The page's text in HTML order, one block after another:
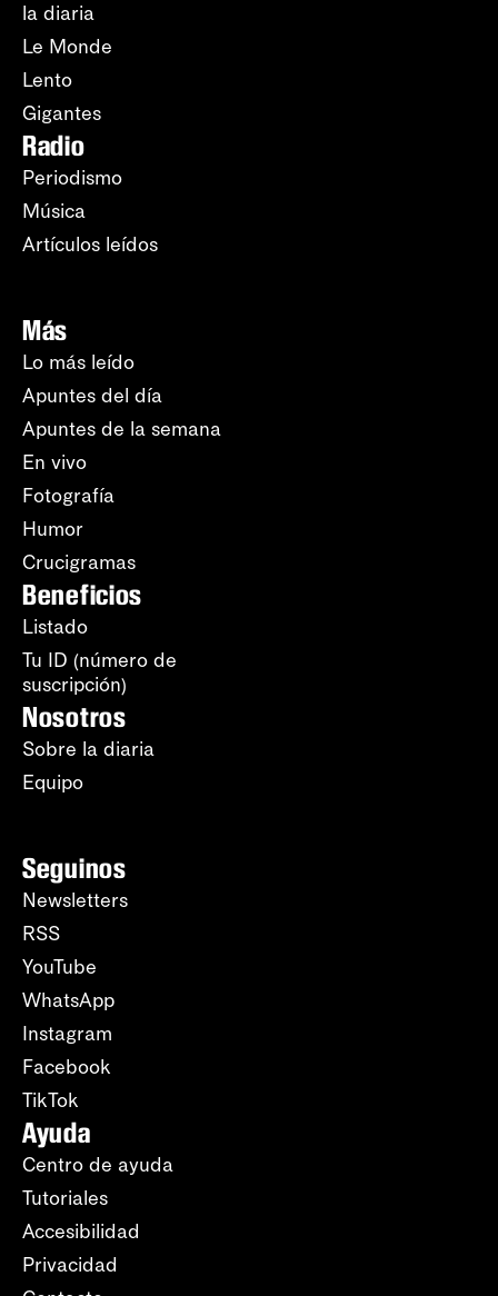
la diaria
Le Monde
Lento
Gigantes
Radio
Periodismo
Música
Artículos leídos
Más
Lo más leído
Apuntes del día
Apuntes de la semana
En vivo
Fotografía
Humor
Crucigramas
Beneficios
Listado
Tu ID (número de
suscripción)
Nosotros
Sobre la diaria
Equipo
Seguinos
Newsletters
RSS
YouTube
WhatsApp
Instagram
Facebook
TikTok
Ayuda
Centro de ayuda
Tutoriales
Accesibilidad
Privacidad